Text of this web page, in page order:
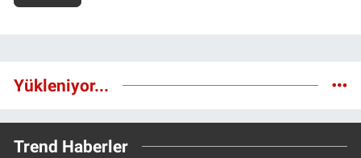
Yükleniyor...
Trend Haberler